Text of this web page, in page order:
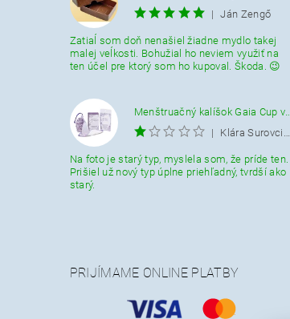
|
Ján Zengő
Zatiaĺ som doň nenašiel žiadne mydlo takej
malej veĺkosti. Bohužial ho neviem využiť na
ten účel pre ktorý som ho kupoval. Škoda. 😉
|
Klára Surovcikova
Na foto je starý typ, myslela som, že príde ten.
Prišiel už nový typ úplne priehľadný, tvrdší ako
starý.
PRIJÍMAME ONLINE PLATBY